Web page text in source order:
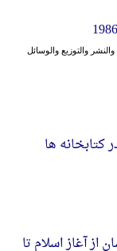
والتوزیع والوسائل
ها
از آغاز اسلام تا